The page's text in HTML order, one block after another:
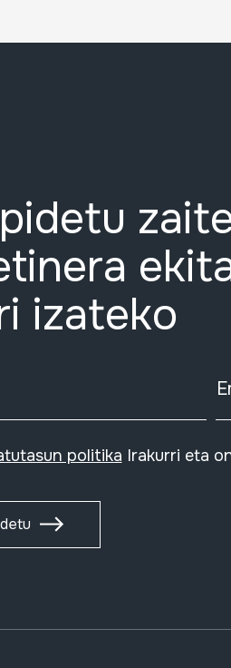
izateko
politika Irakurri eta